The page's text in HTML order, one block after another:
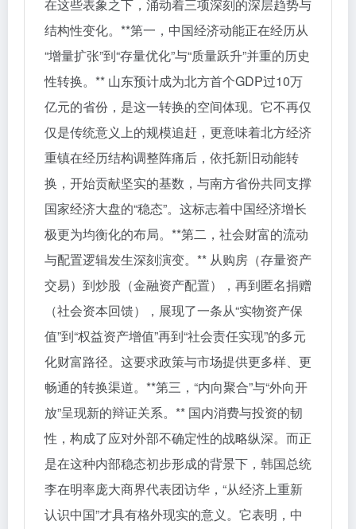
在这些表象之下，涌动着三项深刻的深层趋势与
结构性变化。**第一，中国经济动能正在经历从
“增量扩张”到“存量优化”与“质量跃升”并重的历史
性转换。** 山东预计成为北方首个GDP过10万
亿元的省份，是这一转换的空间体现。它不再仅
仅是传统意义上的规模追赶，更意味着北方经济
重镇在经历结构调整阵痛后，依托新旧动能转
换，开始贡献坚实的基数，与南方省份共同支撑
国家经济大盘的“稳态”。这标志着中国经济增长
极更为均衡化的布局。**第二，社会财富的流动
与配置逻辑发生深刻演变。** 从购房（存量资产
交易）到炒股（金融资产配置），再到匿名捐赠
（社会资本回馈），展现了一条从“实物资产保
值”到“权益资产增值”再到“社会责任实现”的多元
化财富路径。这要求政策与市场提供更多样、更
畅通的转换渠道。**第三，“内向聚合”与“外向开
放”呈现新的辩证关系。** 国内消费与投资的韧
性，构成了应对外部不确定性的战略纵深。而正
是在这种内部稳态初步形成的背景下，韩国总统
李在明率庞大商界代表团访华，“从经济上重新
认识中国”才具有格外现实的意义。它表明，中